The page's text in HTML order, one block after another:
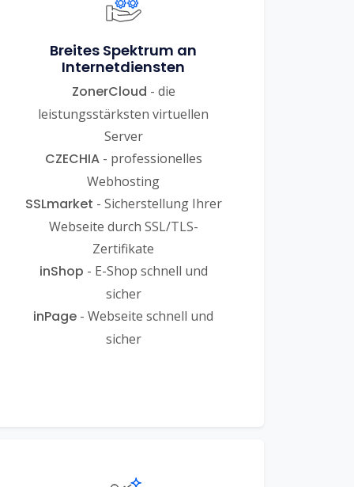
Breites Spektrum an
Internetdiensten
ZonerCloud - die
leistungsstärksten virtuellen
Server
CZECHIA- professionelles
Webhosting
SSLmarket - Sicherstellung Ihrer
Webseite durch SSL/TLS-
Zertifikate
inShop - E-Shop schnell und
sicher
inPage - Webseite schnell und
sicher